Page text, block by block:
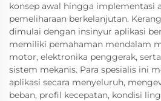
konsep awal hingga implementasi
pemeliharaan berkelanjutan.
dimulai dengan insinyur aplikasi
memiliki pemahaman mendalam
motor, elektronika penggerak,
sistem mekanis. Para spesialis ini
aplikasi secara menyeluruh,
beban, profil kecepatan, kondisi